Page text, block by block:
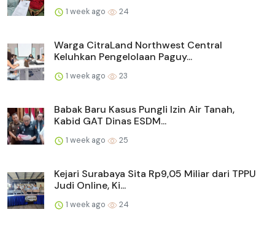
1 week ago 24
Warga CitraLand Northwest Central
Keluhkan Pengelolaan Paguy...
1 week ago 23
Babak Baru Kasus Pungli Izin Air Tanah,
Kabid GAT Dinas ESDM...
1 week ago 25
Kejari Surabaya Sita Rp9,05 Miliar dari TPPU
Judi Online, Ki...
1 week ago 24